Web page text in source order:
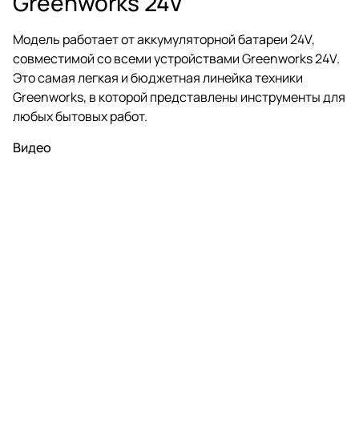
Модель работает от аккумуляторной батареи 24V,
совместимой со всеми устройствами Greenworks 24V.
Это самая легкая и бюджетная линейка техники
Greenworks, в которой представлены инструменты для
любых бытовых работ.
Видео